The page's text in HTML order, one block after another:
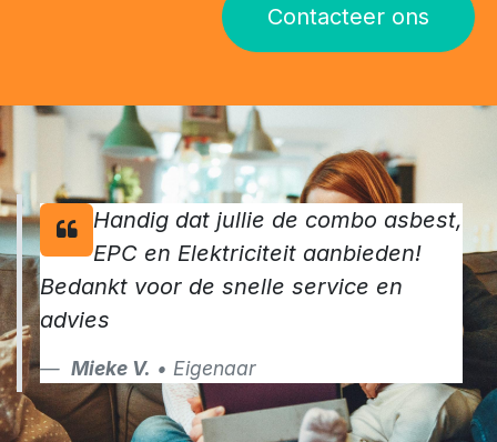
Contacteer ons
Handig dat jullie de combo asbest,
EPC en Elektriciteit aanbieden!
Bedankt voor de snelle service en
advies
Mieke V. • Eigenaar